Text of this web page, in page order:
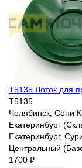
T5135 Лоток для
T5135
Челябинск, Сони
Екатеринбург
Екатеринбург,
Центральный
1700 ₽